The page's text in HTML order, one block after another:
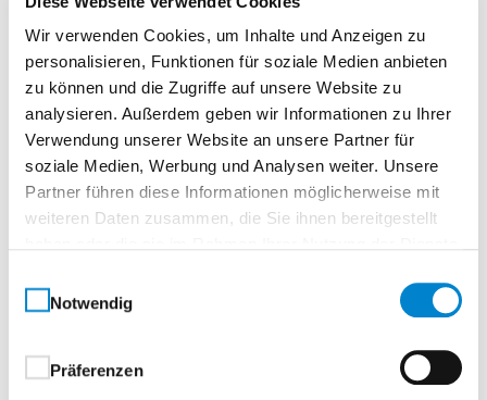
Wir verwenden Cookies, um Inhalte und Anzeigen zu
personalisieren, Funktionen für soziale Medien anbieten
zu können und die Zugriffe auf unsere Website zu
analysieren. Außerdem geben wir Informationen zu Ihrer
Verwendung unserer Website an unsere Partner für
soziale Medien, Werbung und Analysen weiter. Unsere
Partner führen diese Informationen möglicherweise mit
weiteren Daten zusammen, die Sie ihnen bereitgestellt
Notwendig
Präferenzen
Mögliche Einbauarten:
Zwischen Leibung
Zwischen Leibung
Bündig mit Mauerwerk innen
Bauartbedingt kann es zu
Kondenswasserbildung im Türspalt kommen
Türflügel
Profilstahlrohren nach statischen Erfordernissen.
Türverschalung Außenseite massives, verzinktes
Aluminium.